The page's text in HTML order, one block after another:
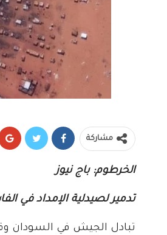
مشاركة
الخرطوم: باج نيوز
تدمير لصيدلية الإمداد في
تبادل الجيش في السودان